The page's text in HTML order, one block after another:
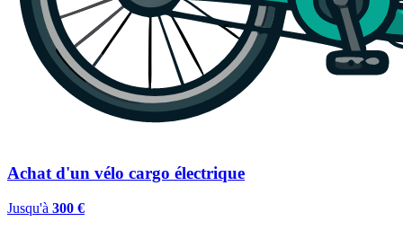
Achat d'un vélo cargo électrique
Jusqu'à 300 €